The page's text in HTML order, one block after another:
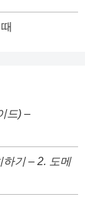
드) –
기 – 2. 도메